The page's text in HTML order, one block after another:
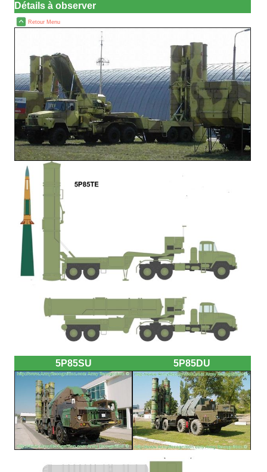
Détails à observer
Retour Menu
5P85SU 5P85DU